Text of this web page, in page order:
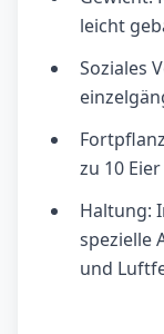
leicht
Soziales
zu 10
Haltung:
spezielle
und